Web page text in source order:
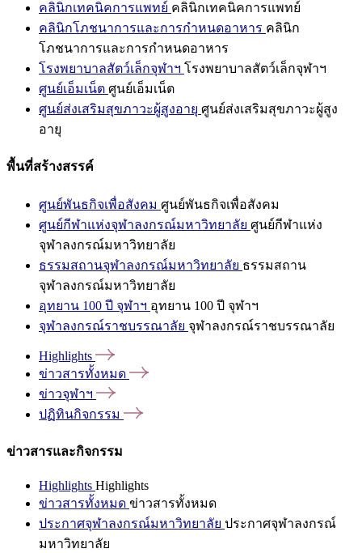
คลินิกเทคนิคการแพทย์ คลินิกเทคนิคการแพทย์
คลินิกโภชนาการและการกำหนดอาหาร คลินิก
โภชนาการและการกำหนดอาหาร
โรงพยาบาลสัตว์เล็กจุฬาฯ โรงพยาบาลสัตว์เล็กจุฬาฯ
ศูนย์เอ็มเน็ต ศูนย์เอ็มเน็ต
ศูนย์ส่งเสริมสุขภาวะผู้สูงอายุ ศูนย์ส่งเสริมสุขภาวะผู้สูง
อายุ
พื้นที่สร้างสรรค์
ศูนย์พันธกิจเพื่อสังคม ศูนย์พันธกิจเพื่อสังคม
ศูนย์กีฬาแห่งจุฬาลงกรณ์มหาวิทยาลัย ศูนย์กีฬาแห่ง
จุฬาลงกรณ์มหาวิทยาลัย
ธรรมสถานจุฬาลงกรณ์มหาวิทยาลัย ธรรมสถาน
จุฬาลงกรณ์มหาวิทยาลัย
อุทยาน 100 ปี จุฬาฯ อุทยาน 100 ปี จุฬาฯ
จุฬาลงกรณ์ราชบรรณาลัย จุฬาลงกรณ์ราชบรรณาลัย
Highlights
ข่าวสารทั้งหมด
ข่าวจุฬาฯ
ปฏิทินกิจกรรม
ข่าวสารและกิจกรรม
Highlights Highlights
ข่าวสารทั้งหมด ข่าวสารทั้งหมด
ประกาศจุฬาลงกรณ์มหาวิทยาลัย ประกาศจุฬาลงกรณ์
มหาวิทยาลัย